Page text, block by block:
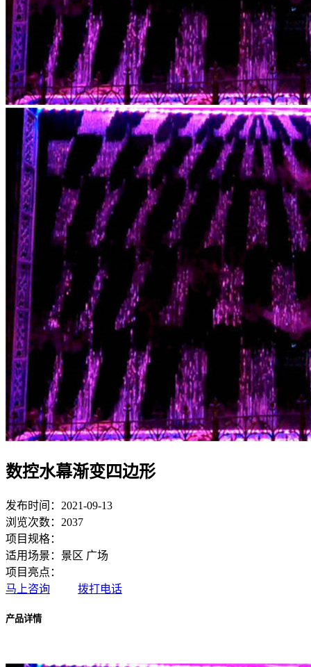
数控水幕渐变四边形
发布时间：2021-09-13
浏览次数：2037
项目规格：
适用场景：景区 广场
项目亮点：
马上咨询
拨打电话
产品详情